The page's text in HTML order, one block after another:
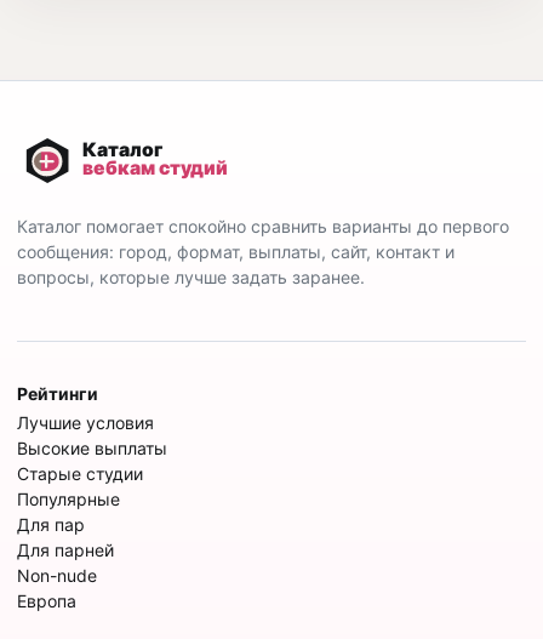
Каталог помогает спокойно сравнить варианты до первого
сообщения: город, формат, выплаты, сайт, контакт и
вопросы, которые лучше задать заранее.
Рейтинги
Лучшие условия
Высокие выплаты
Старые студии
Популярные
Для пар
Для парней
Non-nude
Европа